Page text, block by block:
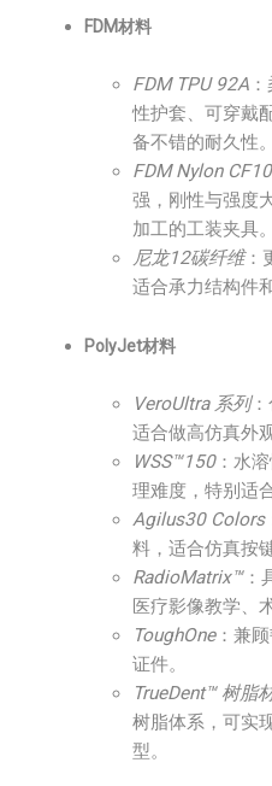
FDM材料
FDM TPU 92A
性护套、可穿戴
备不错的耐久性。
FDM Nylon CF10
强，刚性与强度
加工的工装夹具。
尼龙12碳纤维：
适合承力结构件
PolyJet材料
VeroUltra 系列：
适合做高仿真外
WSS™150：水溶
理难度，特别适
Agilus30 Colors
料，适合仿真按
RadioMatrix™：
医疗影像教学、
ToughOne：兼
证件。
TrueDent™ 树脂
树脂体系，可实
型。